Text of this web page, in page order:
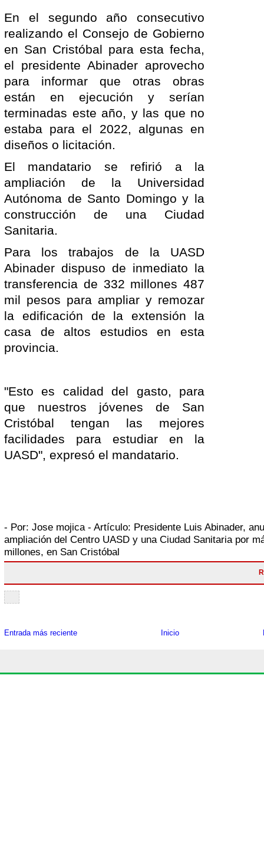
En el segundo año consecutivo
realizando el Consejo de Gobierno
en San Cristóbal para esta fecha,
el presidente Abinader aprovecho
para informar que otras obras
están en ejecución y serían
terminadas este año, y las que no
estaba para el 2022, algunas en
diseños o licitación.
El mandatario se refirió a la
ampliación de la Universidad
Autónoma de Santo Domingo y la
construcción de una Ciudad
Sanitaria.
Para los trabajos de la UASD
Abinader dispuso de inmediato la
transferencia de 332 millones 487
mil pesos para ampliar y remozar
la edificación de la extensión la
casa de altos estudios en esta
provincia.
"Esto es calidad del gasto, para
que nuestros jóvenes de San
Cristóbal tengan las mejores
facilidades para estudiar en la
UASD", expresó el mandatario.
- Por: Jose mojica- Artículo: Presidente Luis Abinader,
ampliación del Centro UASD y una Ciudad Sanitaria por
millones, en San Cristóbal
Entrada más reciente Inicio